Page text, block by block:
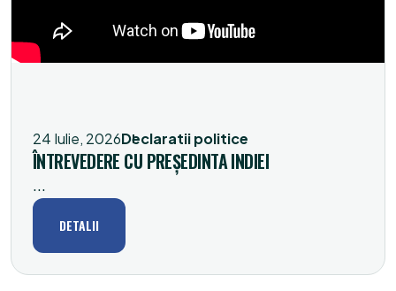
24 Iulie, 2026Declaratii politice
ÎNTREVEDERE CU PREȘEDINTA INDIEI
...
DETALII